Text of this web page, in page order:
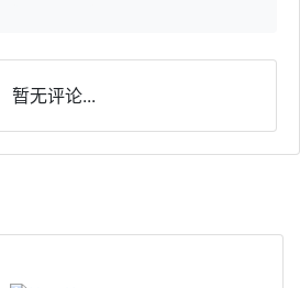
暂无评论...